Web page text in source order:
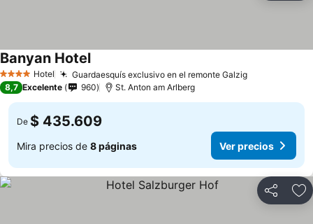
4 EstrellasHotel Guardaesquís exclusivo en el remonte Galzig
Banyan Hotel
8,7 Excelente 960 St. Anton am Arlberg
De $ 435.609
Mira precios de 8 páginas Ver precios
Compartir